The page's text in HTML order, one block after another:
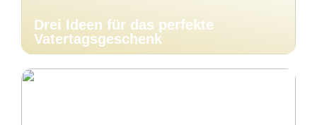
Drei Ideen für das perfekte
Vatertagsgeschenk